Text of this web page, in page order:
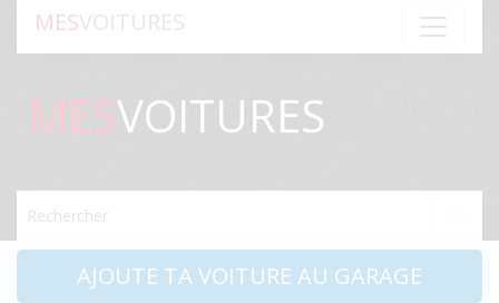
MESVOITURES
MESVOITURES
AJOUTE TA VOITURE AU GARAGE